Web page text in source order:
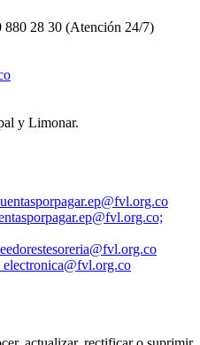
880 28 30 (Atención 24/7)
y Limonar.